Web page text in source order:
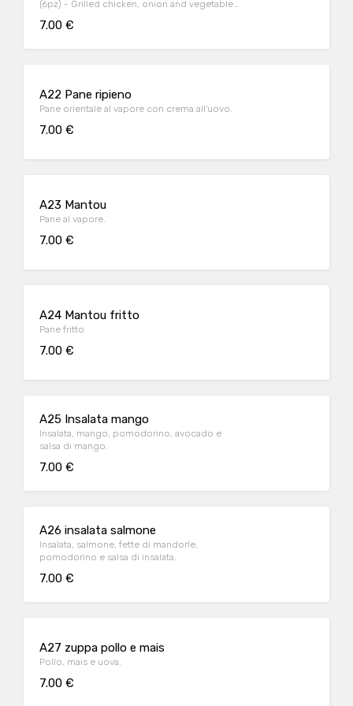
(6pz) - Grilled chicken, onion and vegetable
7.00 €
A22 Pane ripieno
Pane orientale al vapore con crema all'uovo.
7.00 €
A23 Mantou
Pane al vapore.
7.00 €
A24 Mantou fritto
Pane fritto
7.00 €
A25 Insalata mango
Insalata, mango, pomodorino, avocado e
salsa di mango.
7.00 €
A26 insalata salmone
Insalata, salmone, fette di mandorle,
pomodorino e salsa di insalata.
7.00 €
A27 zuppa pollo e mais
Pollo, mais e uova.
7.00 €